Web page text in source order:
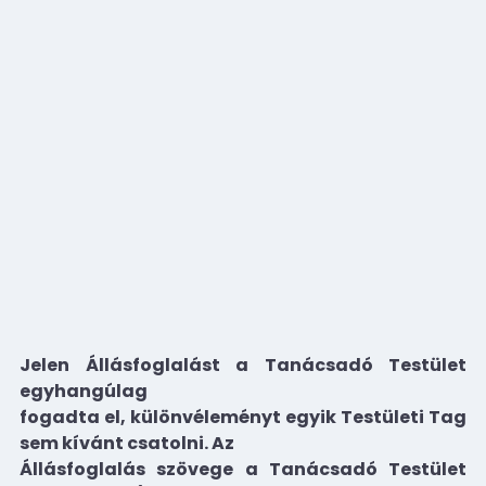
Jelen Állásfoglalást a Tanácsadó Testület
egyhangúlag
fogadta el, különvéleményt egyik Testületi Tag
sem kívánt csatolni. Az
Állásfoglalás szövege a Tanácsadó Testület